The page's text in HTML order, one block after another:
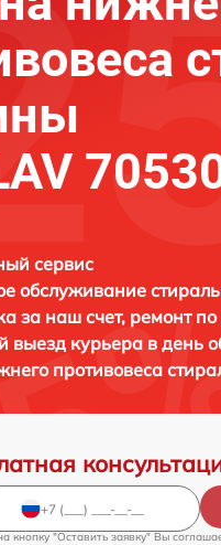
сервис
обслуживание
за наш счет, ремонт
выезд курьера в день
противовеса
кнопку "Оставить заявку" Вы